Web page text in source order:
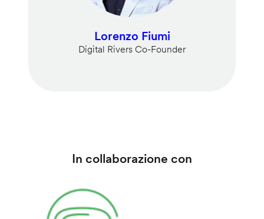
Lorenzo Fiumi
Digital Rivers Co-Founder
In collaborazione con